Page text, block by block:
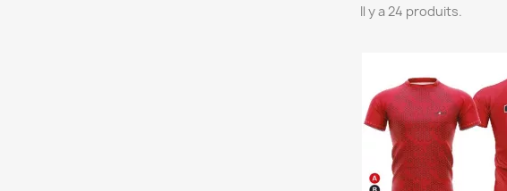
Il y a 24 produits.